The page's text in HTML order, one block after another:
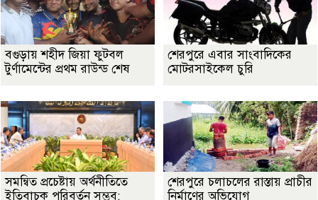
বগুড়ায় শহীদ জিয়া ফুটবল
টুর্ণামেন্টের প্রথম রাউন্ড শেষ
শেরপুরে এবার সাংবাদিকের
মোটরসাইকেল চুরি
সমন্বিত প্রচেষ্টায় অর্থনীতিতে
ইতিবাচক পরিবর্তন সম্ভব:
শেরপুরে চলাচলের রাস্তায় প্রাচীর
নির্মাণের অভিযোগ